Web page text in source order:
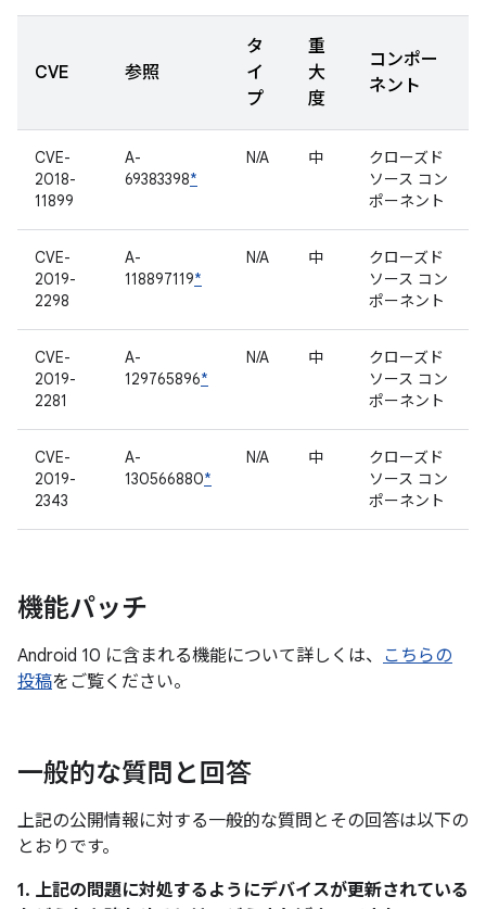
CVE 参照
タ
イ
プ
重
大
度
コンポー
ネント
CVE-
2018-
11899
A-
69383398*
N/A 中
クローズド
ソース コン
ポーネント
CVE-
2019-
2298
A-
118897119*
N/A 中
クローズド
ソース コン
ポーネント
CVE-
2019-
2281
A-
129765896*
N/A 中
クローズド
ソース コン
ポーネント
CVE-
2019-
2343
A-
130566880*
N/A 中
クローズド
ソース コン
ポーネント
機能パッチ
Android 10 に含まれる機能について詳しくは、 こちらの
投稿をご覧ください。
一般的な質問と回答
上記の公開情報に対する一般的な質問とその回答は以下の
とおりです。
1. 上記の問題に対処するようにデバイスが更新されている